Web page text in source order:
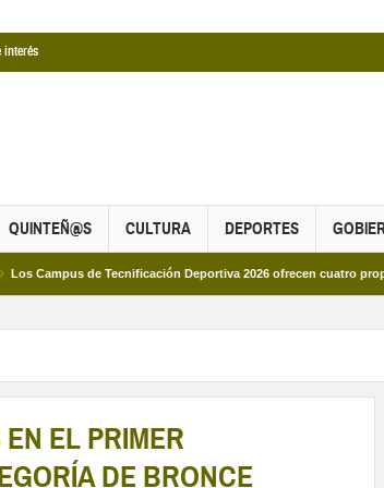
interés
QUINTEÑ@S CULTURA DEPORTES
de Tecnificación Deportiva 2026 ofrecen cuatro propuestas
EL PRIMER
DE BRONCE